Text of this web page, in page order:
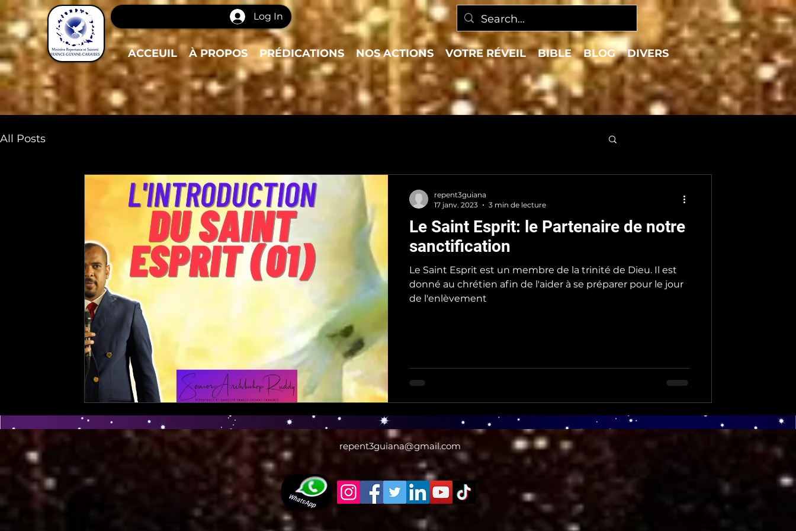
ACCEUIL À PROPOS PRÉDICATIONS NOS ACTIONS VOTRE RÉVEIL BIBLE BLOG DIVERS
Log In
All Posts
Le Saint Esprit: le Partenaire de notre
sanctification
Le Saint Esprit est un membre de la trinité de Dieu. Il est
donné au chrétien afin de l'aider à se préparer pour le jour
de l'enlèvement
repent3guiana
17 janv. 2023
3 min de lecture
repent3guiana@gmail.com